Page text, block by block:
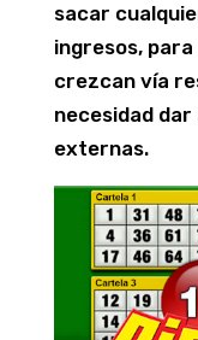
sacar
ingresos,
crezcan vía
necesidad
externas.